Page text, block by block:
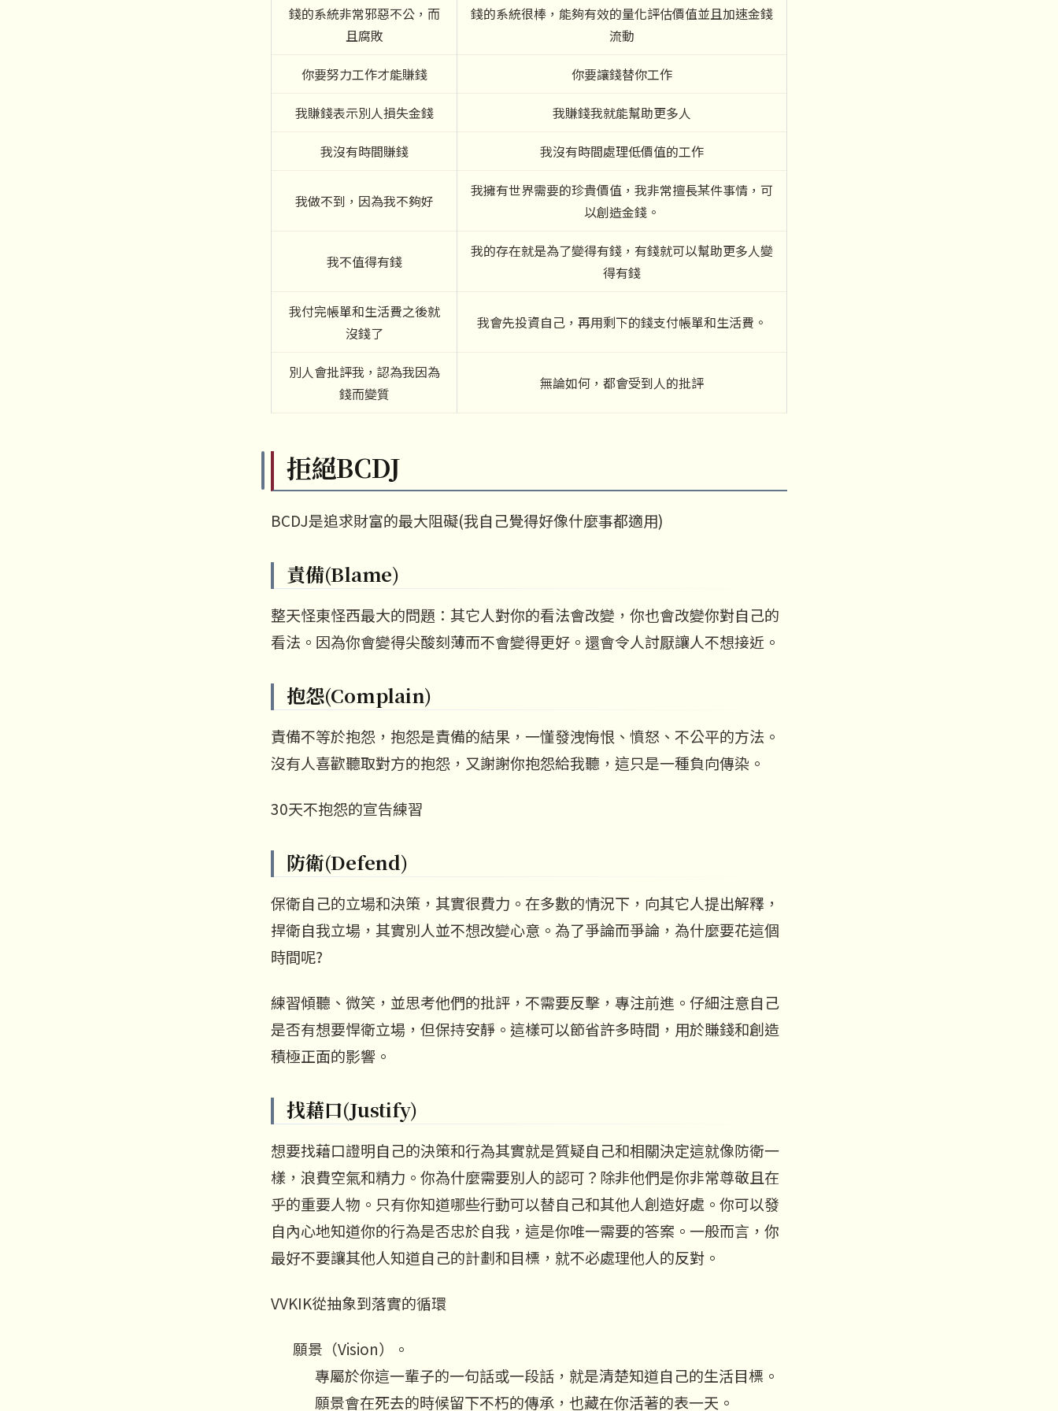
錢的系統非常邪惡不公，而
且腐敗
錢的系統很棒，能夠有效的量化評估價值並且加速金錢
流動
你要努力工作才能賺錢 你要讓錢替你工作
我賺錢表示別人損失金錢 我賺錢我就能幫助更多人
我沒有時間賺錢 我沒有時間處理低價值的工作
我做不到，因為我不夠好
我擁有世界需要的珍貴價值，我非常擅長某件事情，可
以創造金錢。
我不值得有錢
我的存在就是為了變得有錢，有錢就可以幫助更多人變
得有錢
我付完帳單和生活費之後就
沒錢了
我會先投資自己，再用剩下的錢支付帳單和生活費。
別人會批評我，認為我因為
錢而變質
無論如何，都會受到人的批評
拒絕BCDJ
BCDJ是追求財富的最大阻礙(我自己覺得好像什麼事都適用)
責備(Blame)
整天怪東怪西最大的問題：其它人對你的看法會改變，你也會改變你對自己的
看法。因為你會變得尖酸刻薄而不會變得更好。還會令人討厭讓人不想接近。
抱怨(Complain)
責備不等於抱怨，抱怨是責備的結果，一懂發洩悔恨、憤怒、不公平的方法。
沒有人喜歡聽取對方的抱怨，又謝謝你抱怨給我聽，這只是一種負向傳染。
30天不抱怨的宣告練習
防衛(Defend)
保衛自己的立場和決策，其實很費力。在多數的情況下，向其它人提出解釋，
捍衛自我立場，其實別人並不想改變心意。為了爭論而爭論，為什麼要花這個
時間呢?
練習傾聽、微笑，並思考他們的批評，不需要反擊，專注前進。仔細注意自己
是否有想要悍衛立場，但保持安靜。這樣可以節省許多時間，用於賺錢和創造
積極正面的影響。
找藉口(Justify)
想要找藉口證明自己的決策和行為其實就是質疑自己和相關決定這就像防衛一
樣，浪費空氣和精力。你為什麼需要別人的認可？除非他們是你非常尊敬且在
乎的重要人物。只有你知道哪些行動可以替自己和其他人創造好處。你可以發
自內心地知道你的行為是否忠於自我，這是你唯一需要的答案。一般而言，你
最好不要讓其他人知道自己的計劃和目標，就不必處理他人的反對。
VVKIK從抽象到落實的循環
願景（Vision）。
專屬於你這一輩子的一句話或一段話，就是清楚知道自己的生活目標。
願景會在死去的時候留下不朽的傳承，也藏在你活著的表一天。